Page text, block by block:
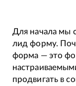
Для начала мы
лид форму.
форма — это
продвигать в